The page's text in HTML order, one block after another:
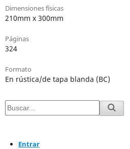
Dimensiones físicas
210mm x 300mm
Páginas
324
Formato
En rústica/de tapa blanda (BC)
Entrar